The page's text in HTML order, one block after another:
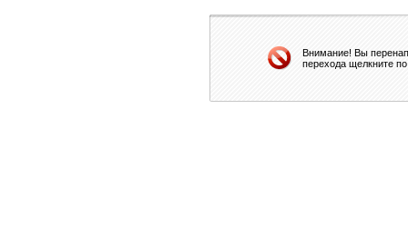
Внимание! Вы
перехода щелкните